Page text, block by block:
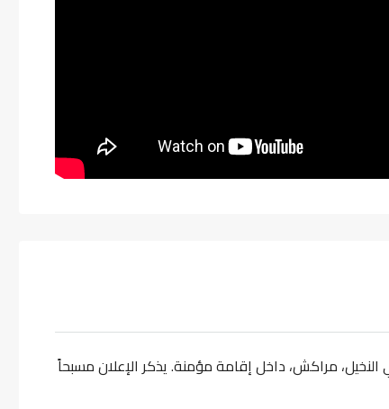
مراكش، داخل إقامة مؤمنة. يذكر الإعلان مسبحاً